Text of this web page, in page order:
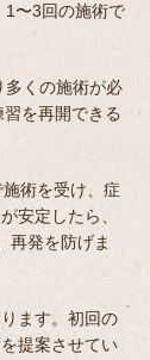
1〜3回の施術で
多くの施術が必
を再開できる
術を受け、症
安定したら、
再発を防げま
ます。初回の
提案させてい